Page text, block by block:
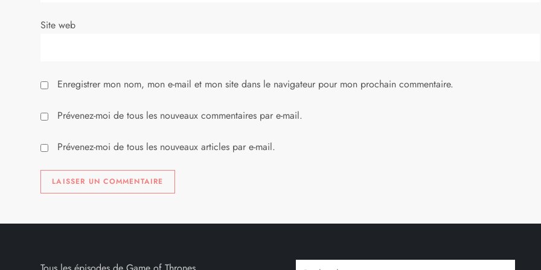
t
c
l
e
Site web
Enregistrer mon nom, mon e-mail et mon site dans le navigateur pour mon prochain commentaire.
Prévenez-moi de tous les nouveaux commentaires par e-mail.
Prévenez-moi de tous les nouveaux articles par e-mail.